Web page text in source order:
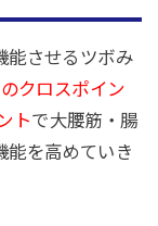
能させるツボみ
クロスポイン
トで大腰筋・腸
能を高めていき